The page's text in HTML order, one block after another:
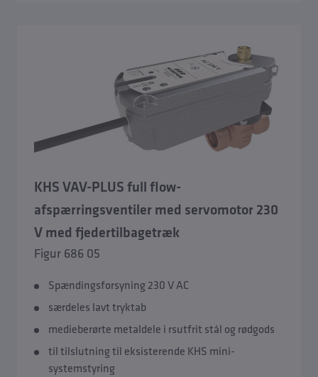
KHS VAV-PLUS full flow-
afspærringsventiler med servomotor 230
V med fjedertilbagetræk
Figur 686 05
Spændingsforsyning 230 V AC
særdeles lavt tryktab
medieberørte metaldele i rsutfrit stål og rødgods
til tilslutning til eksisterende KHS mini-
systemstyring